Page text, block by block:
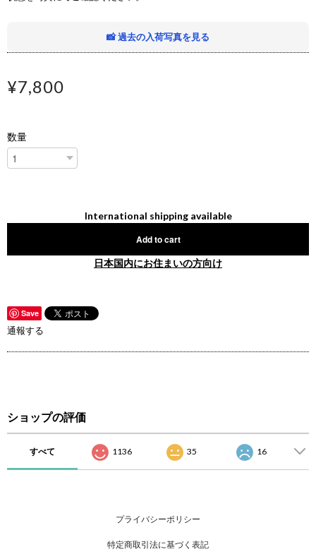
📸 過去の入荷写真を見る
¥7,800
数量
International shipping available
Add to cart
日本国内にお住まいの方向け
Save
通報する
ショップの評価
すべて 1136 35 16
プライバシーポリシー
特定商取引法に基づく表記